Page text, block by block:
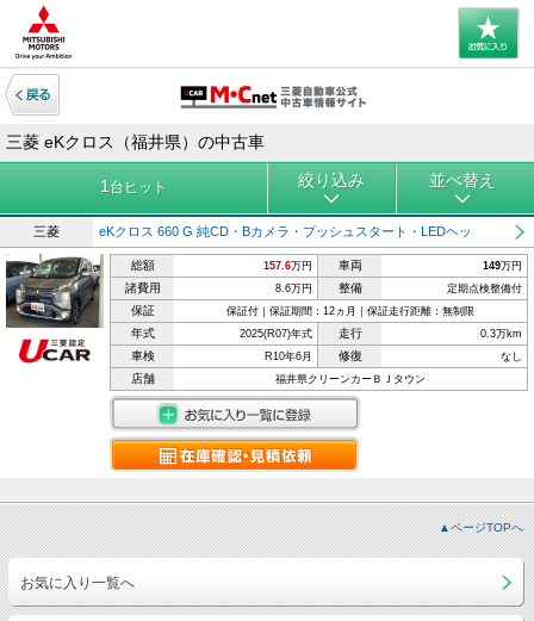
三菱 eKクロス（福井県）の中古車
1 台ヒット 絞り込み 並べ替え
三菱 eKクロス 660 G 純CD・Bカメラ・プッシュスタート・LEDヘッ
総額 157.6万円 車両 149万円
諸費用 8.6万円 整備 定期点検整備付
保証 保証付｜保証期間：12ヵ月｜保証走行距離：無制限
年式 2025(R07)年式 走行 0.3万km
車検 R10年6月 修復 なし
店舗 福井県クリーンカーＢＪタウン
▲ページTOPへ
お気に入り一覧へ